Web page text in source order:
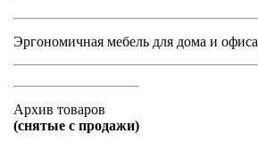
Эргономичная мебель для дома и офиса
Архив товаров
(снятые с продажи)